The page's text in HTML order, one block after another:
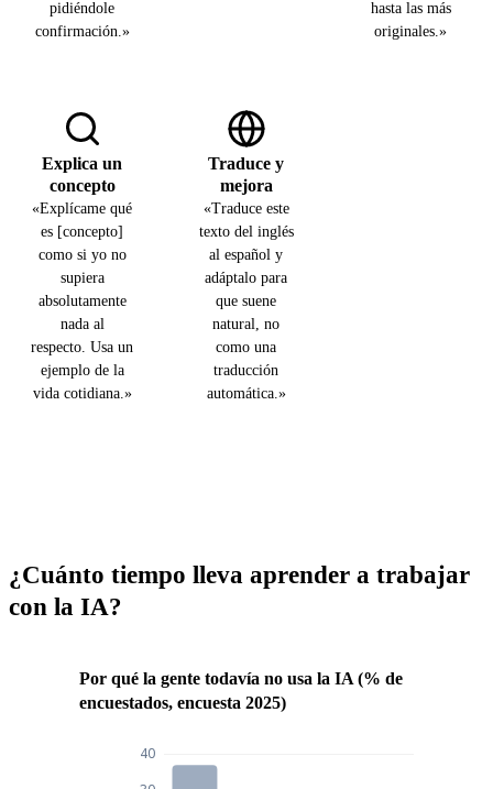
pidiéndole
confirmación.»
hasta las más
originales.»
Explica un
concepto
«Explícame qué
es [concepto]
como si yo no
supiera
absolutamente
nada al
respecto. Usa un
ejemplo de la
vida cotidiana.»
Traduce y
mejora
«Traduce este
texto del inglés
al español y
adáptalo para
que suene
natural, no
como una
traducción
automática.»
¿Cuánto tiempo lleva aprender a trabajar
con la IA?
Por qué la gente todavía no usa la IA (% de
encuestados, encuesta 2025)